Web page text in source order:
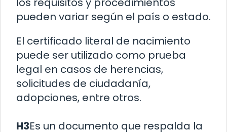
pueden variar según el país o estado.
El certificado literal de nacimiento
puede ser utilizado como prueba
legal en casos de herencias,
solicitudes de ciudadanía,
adopciones, entre otros.
H3Es un documento que respalda la